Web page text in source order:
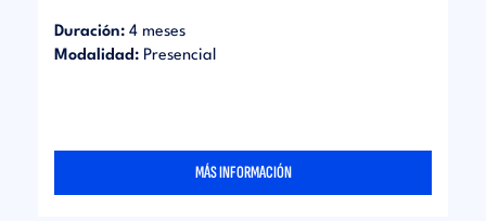
Duración: 4 meses
Modalidad: Presencial
MÁS INFORMACIÓN